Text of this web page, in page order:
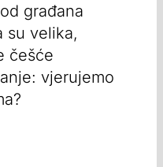
građana
su velika,
češće
vjerujemo